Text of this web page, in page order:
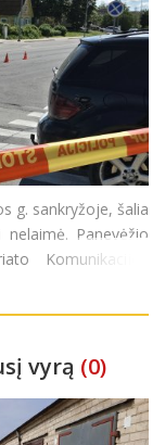
g. sankryžoje, šalia
Panevėžio
Komunikacijos
„Rokiškio
vyrą (0)